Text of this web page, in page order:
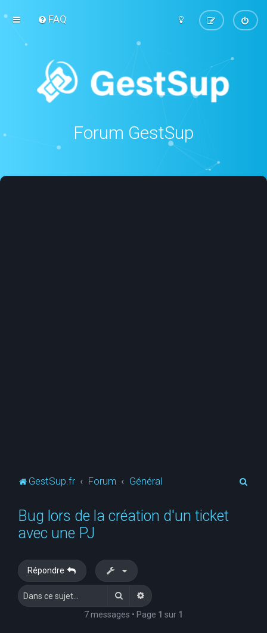
FAQ
Forum GestSup
GestSup.fr Forum Général
Bug lors de la création d'un ticket
avec une PJ
Répondre
RechercherRecherche avancée
7 messages • Page 1 sur 1